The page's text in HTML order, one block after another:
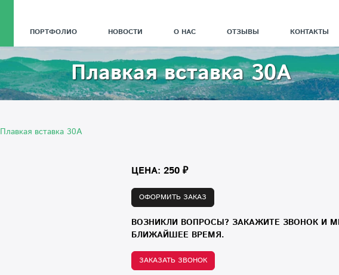
ПОРТФОЛИО НОВОСТИ О НАС ОТЗЫВЫ КОНТАКТЫ
Плавкая вставка 30A
Плавкая вставка 30A
ЦЕНА: 250 ₽
ОФОРМИТЬ ЗАКАЗ
ВОЗНИКЛИ ВОПРОСЫ? ЗАКАЖИТЕ ЗВОНОК И
БЛИЖАЙШЕЕ ВРЕМЯ.
ЗАКАЗАТЬ ЗВОНОК